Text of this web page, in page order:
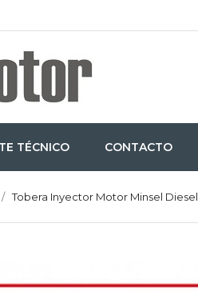
TÉCNICO CONTACTO
Tobera Inyector Motor Minsel Diesel